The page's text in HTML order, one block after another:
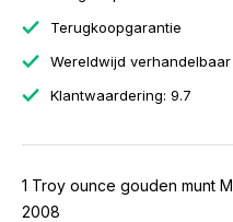
Terugkoopgarantie
Wereldwijd verhandelbaar
Klantwaardering: 9.7
1 Troy ounce gouden munt
2008